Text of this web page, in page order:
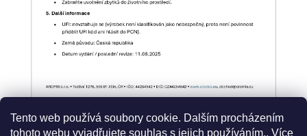
Tento web používá soubory cookie. Dalším procházením
tohoto webu vyjadřujete souhlas s jejich používáním.. Více